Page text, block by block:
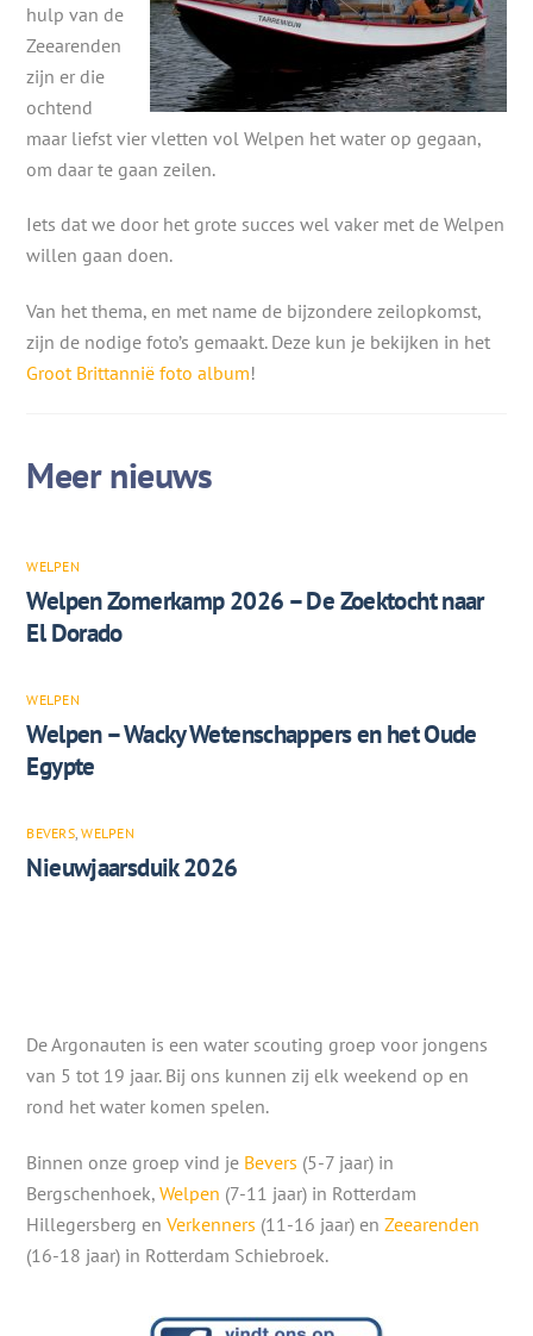
hulp van de
Zeearenden
zijn er die
ochtend
maar liefst vier vletten vol Welpen het water op gegaan,
om daar te gaan zeilen.
Iets dat we door het grote succes wel vaker met de Welpen
willen gaan doen.
Van het thema, en met name de bijzondere zeilopkomst,
zijn de nodige foto’s gemaakt. Deze kun je bekijken in het
Groot Brittannië foto album!
WELPEN
Welpen Zomerkamp 2026 – De Zoektocht naar
El Dorado
WELPEN
Welpen – Wacky Wetenschappers en het Oude
Egypte
BEVERS,WELPEN
Nieuwjaarsduik 2026
De Argonauten is een water scouting groep voor jongens
van 5 tot 19 jaar. Bij ons kunnen zij elk weekend op en
rond het water komen spelen.
Binnen onze groep vind je Bevers (5-7 jaar) in
Bergschenhoek,Welpen (7-11 jaar) in Rotterdam
Hillegersberg enVerkenners (11-16 jaar) enZeearenden
(16-18 jaar) in Rotterdam Schiebroek.